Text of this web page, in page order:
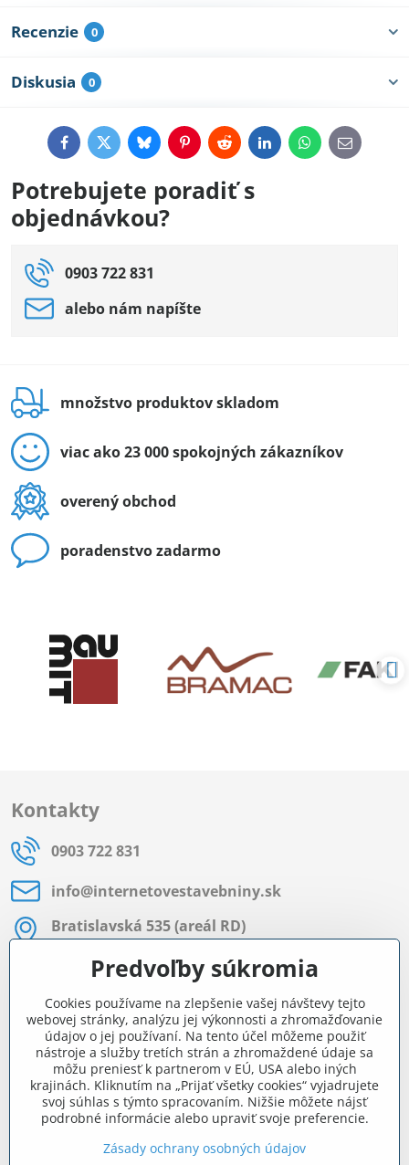
Recenzie 0
Diskusia 0
FacebookTwitterBlueskyPinterestRedditLinkedInWhatsApp
E-
mail
Potrebujete poradiť s
objednávkou?
0903 722 831
alebo nám napíšte
množstvo produktov skladom
viac ako 23 000 spokojných zákazníkov
overený obchod
poradenstvo zadarmo
Kontakty
0903 722 831
info​@internetovestavebniny​.sk
Bratislavská 535 (areál RD)
Most pri Bratislave
Pon - Pia 8:00 - 11:30 a 12:15 - 15:30
Facebook
Navigácia
Všetko o nákupe
Predvoľby súkromia
Cookies používame na zlepšenie vašej návštevy tejto
webovej stránky, analýzu jej výkonnosti a zhromažďovanie
údajov o jej používaní. Na tento účel môžeme použiť
nástroje a služby tretích strán a zhromaždené údaje sa
môžu preniesť k partnerom v EÚ, USA alebo iných
krajinách. Kliknutím na „Prijať všetky cookies“ vyjadrujete
svoj súhlas s týmto spracovaním. Nižšie môžete nájsť
podrobné informácie alebo upraviť svoje preferencie.
Zásady ochrany osobných údajov